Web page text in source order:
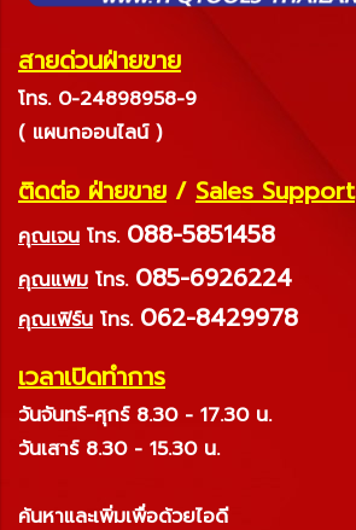
สายด่วนฝ่ายขาย
โทร. 0-24898958-9
( แผนกออนไลน์ )
ติดต่อ ฝ่ายขาย / Sales Support
คุณเจน โทร. 088-5851458
คุณแพม โทร. 085-6926224
คุณเฟิร์น โทร. 062-8429978
เวลาเปิดทำการ
วันจันทร์-ศุกร์ 8.30 - 17.30 น.
วันเสาร์ 8.30 - 15.30 น.
ค้นหาและเพิ่มเพื่อด้วยไอดี